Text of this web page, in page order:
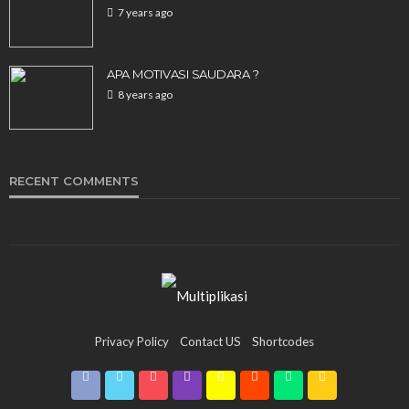
UNCATEGORIZED
спорт и Olimp Casino
Multiplikasi 2 months ago
7 years ago
APA MOTIVASI SAUDARA ?
8 years ago
RECENT COMMENTS
Privacy Policy Contact US Shortcodes